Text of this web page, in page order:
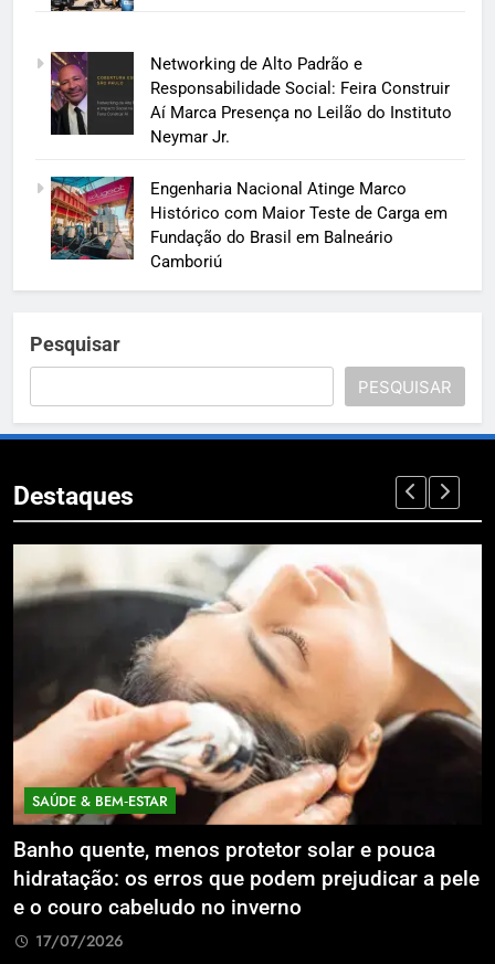
Networking de Alto Padrão e
Responsabilidade Social: Feira Construir
Aí Marca Presença no Leilão do Instituto
Neymar Jr.
Engenharia Nacional Atinge Marco
Histórico com Maior Teste de Carga em
Fundação do Brasil em Balneário
Camboriú
Pesquisar
PESQUISAR
Destaques
a pele
ECONOMIA & NEGÓCIOS
Expansão da Micromobilidade Elétrica
Litoral Catarinense com Sistema de
Compartilhados
17/07/2026